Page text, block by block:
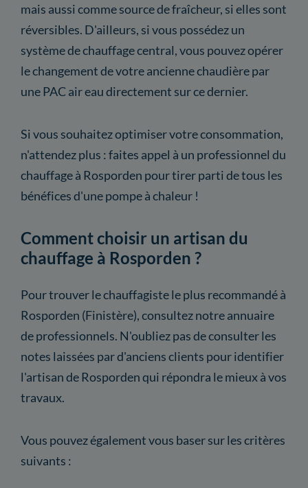
mais aussi comme source de fraîcheur, si elles sont
réversibles. D'ailleurs, si vous possédez un
système de chauffage central, vous pouvez opérer
le changement de votre ancienne chaudière par
une PAC air eau directement sur ce dernier.
Si vous souhaitez optimiser votre consommation,
n'attendez plus : faites appel à un professionnel du
chauffage à Rosporden pour tirer parti de tous les
bénéfices d'une pompe à chaleur !
Comment choisir un artisan du
chauffage à Rosporden ?
Pour trouver le chauffagiste le plus recommandé à
Rosporden (Finistère), consultez notre annuaire
de professionnels. N'oubliez pas de consulter les
notes laissées par d'anciens clients pour identifier
l'artisan de Rosporden qui répondra le mieux à vos
travaux.
Vous pouvez également vous baser sur les critères
suivants :